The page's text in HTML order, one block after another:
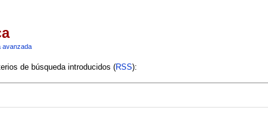
avanzada
de búsqueda introducidos (RSS):